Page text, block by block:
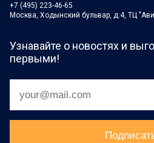
+7 (495) 223-46-65
Москва, Ходынский бульвар, д.4, ТЦ
Узнавайте о новостях и
первыми!